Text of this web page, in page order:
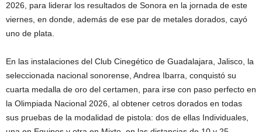
2026, para liderar los resultados de Sonora en la jornada de este
viernes, en donde, además de ese par de metales dorados, cayó
uno de plata.
En las instalaciones del Club Cinegético de Guadalajara, Jalisco, la
seleccionada nacional sonorense, Andrea Ibarra, conquistó su
cuarta medalla de oro del certamen, para irse con paso perfecto en
la Olimpiada Nacional 2026, al obtener cetros dorados en todas
sus pruebas de la modalidad de pistola: dos de ellas Individuales,